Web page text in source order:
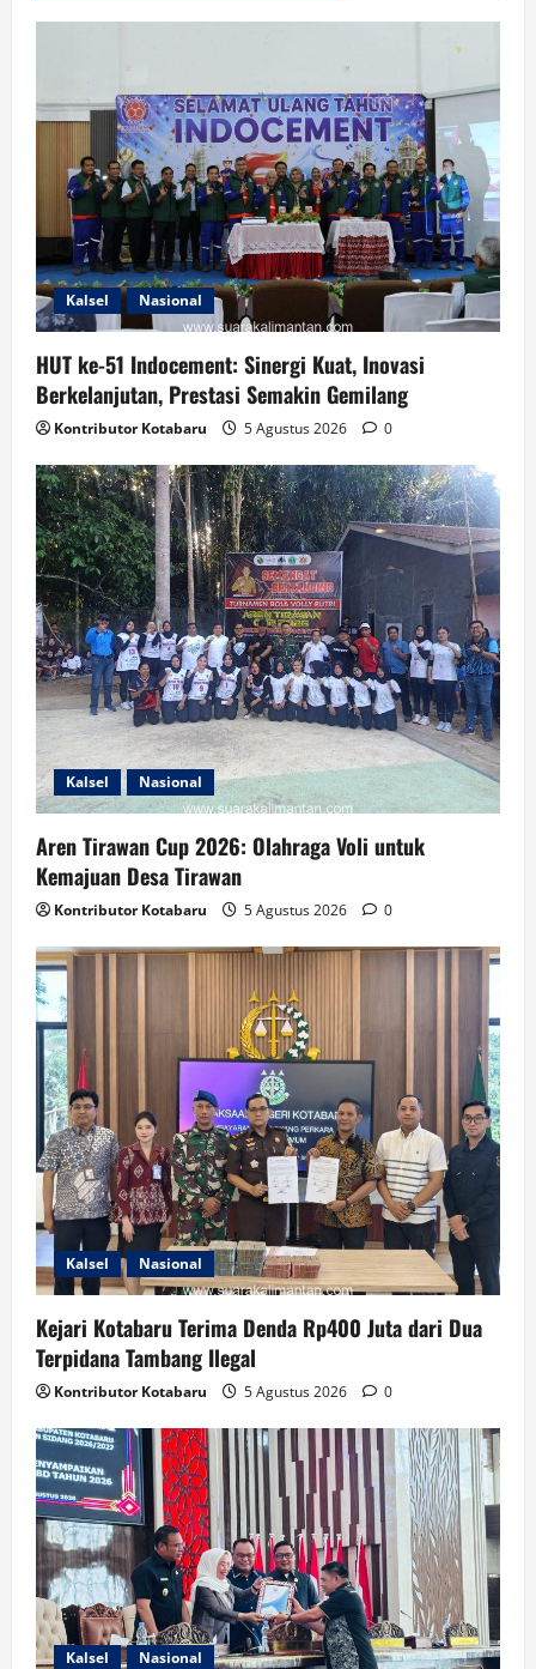
Kalsel Nasional
HUT ke-51 Indocement: Sinergi Kuat, Inovasi
Berkelanjutan, Prestasi Semakin Gemilang
Kontributor Kotabaru 5 Agustus 2026 0
Kalsel Nasional
Aren Tirawan Cup 2026: Olahraga Voli untuk
Kemajuan Desa Tirawan
Kontributor Kotabaru 5 Agustus 2026 0
Kalsel Nasional
Kejari Kotabaru Terima Denda Rp400 Juta dari Dua
Terpidana Tambang Ilegal
Kontributor Kotabaru 5 Agustus 2026 0
Kalsel Nasional